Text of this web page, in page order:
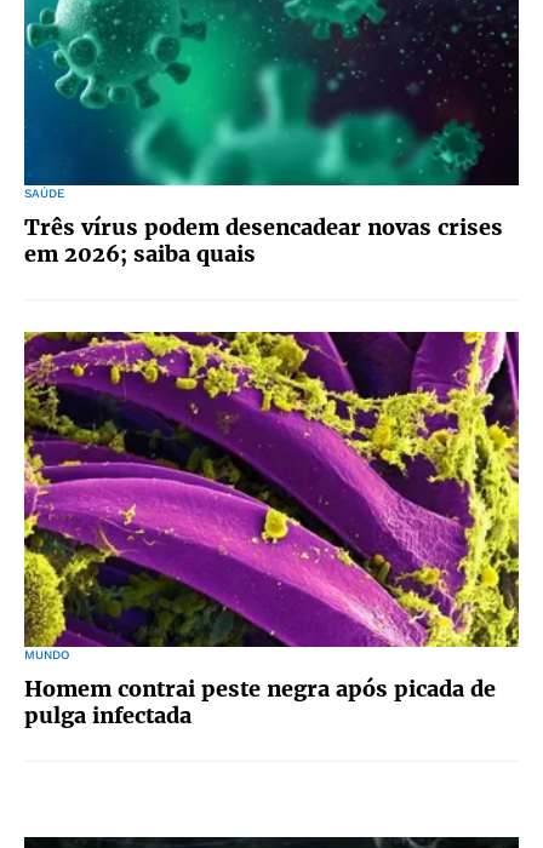
SAÚDE
Três vírus podem desencadear novas crises
em 2026; saiba quais
MUNDO
Homem contrai peste negra após picada de
pulga infectada